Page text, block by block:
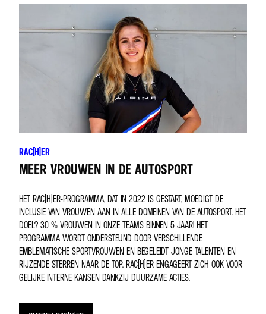
RAC(H)ER
MEER VROUWEN IN DE AUTOSPORT
HET RAC(H)ER-PROGRAMMA, DAT IN 2022 IS GESTART, MOEDIGT DE
INCLUSIE VAN VROUWEN AAN IN ALLE DOMEINEN VAN DE AUTOSPORT. HET
DOEL? 30 % VROUWEN IN ONZE TEAMS BINNEN 5 JAAR! HET
PROGRAMMA WORDT ONDERSTEUND DOOR VERSCHILLENDE
EMBLEMATISCHE SPORTVROUWEN EN BEGELEIDT JONGE TALENTEN EN
RIJZENDE STERREN NAAR DE TOP. RAC(H)ER ENGAGEERT ZICH OOK VOOR
GELIJKE INTERNE KANSEN DANKZIJ DUURZAME ACTIES.